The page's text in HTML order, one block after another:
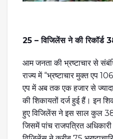
25 – विजिलेंस ने की रिकॉर्ड
आम जनता की भ्रष्टाचार से
राज्य में “भ्रष्टाचार मुक्त एप
एप में अब तक एक हजार से
की शिकायतों दर्ज हुई हैं। इन
हुए विजिलेंस ने इस साल कुल
जिसमें पांच राजपत्रित